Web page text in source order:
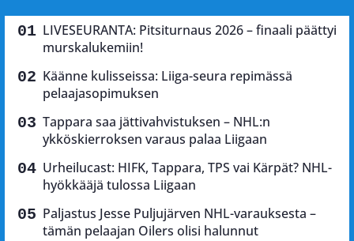
LIVESEURANTA: Pitsiturnaus 2026 – finaali päättyi
murskalukemiin!
Käänne kulisseissa: Liiga-seura repimässä
pelaajasopimuksen
Tappara saa jättivahvistuksen – NHL:n
ykköskierroksen varaus palaa Liigaan
Urheilucast: HIFK, Tappara, TPS vai Kärpät? NHL-
hyökkääjä tulossa Liigaan
Paljastus Jesse Puljujärven NHL-varauksesta –
tämän pelaajan Oilers olisi halunnut